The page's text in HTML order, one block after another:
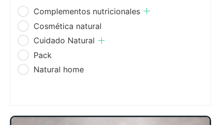
Complementos nutricionales
Cosmética natural
Cuidado Natural
Pack
Natural home